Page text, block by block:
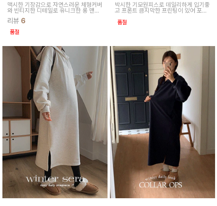
맥시한 기장감으로 자연스러운 체형커버
와 빈티지한 디테일로 유니크한 롱 맨투
맨 원피스예요
리뷰 6
품절
박시한 기모원피스로 데일리하게 입기좋
고 프론트 큼지막한 프린팅이 있어 포인
움이 느껴져요
품절